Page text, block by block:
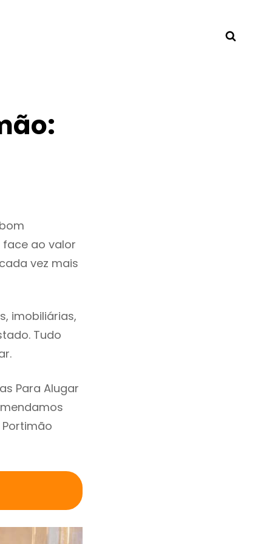
ao valor
vez mais
imobiliárias,
Tudo
Para Alugar